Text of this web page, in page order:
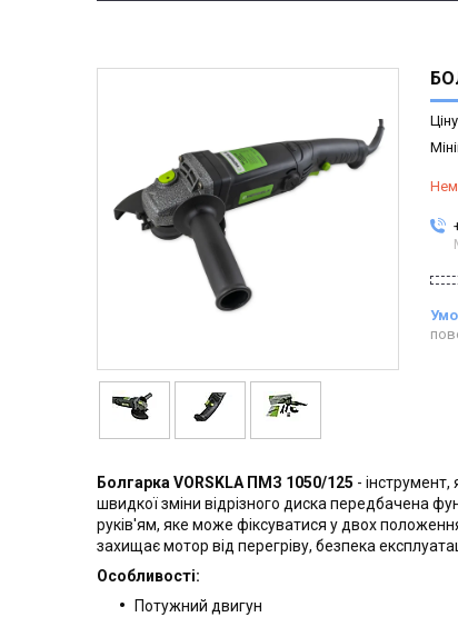
Болгарка VORSKLA ПМЗ 1050/125 -
швидкої зміни відрізного диска передбачена
руків'ям, яке може фіксуватися у двох
захищає мотор від перегріву, безпека
Особливості:
Потужний двигун